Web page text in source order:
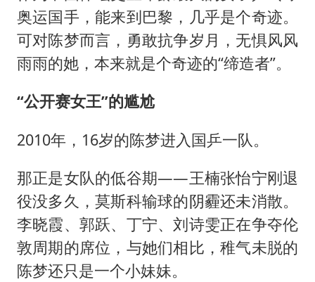
奥运国手，能来到巴黎，几乎是个奇迹。
可对陈梦而言，勇敢抗争岁月，无惧风风
雨雨的她，本来就是个奇迹的“缔造者”。
“公开赛女王”的尴尬
2010年，16岁的陈梦进入国乒一队。
那正是女队的低谷期——王楠张怡宁刚退
役没多久，莫斯科输球的阴霾还未消散。
李晓霞、郭跃、丁宁、刘诗雯正在争夺伦
敦周期的席位，与她们相比，稚气未脱的
陈梦还只是一个小妹妹。